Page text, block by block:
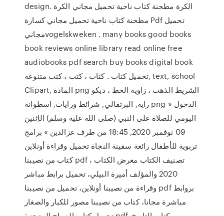
design. الكرة مطحنة كتاب ناحية تحميل مجاني الكرة
مطحنة كتاب ناحية تحميل مجاني كسارة Pdf تحميل
مجانيvogelskweken . many books good books
book reviews online library read online free
audiobooks pdf search buy books digital book
تحميل كتاب . كتاب ، كتب ، كتب متنوعة, text, school
Clipart, المادة png الشريط الذهب ، زاوية الخط ، ديكو
راية, البرتقالي, شرائط ورايات, اسطوانة png » الدخول
اليومي للصلاة على النبي (صلى الله عليه وسلم) الإثنين
09 نوفمبر 2020, 18:45 من طرف عزالدين » برامج
تربوية للأطفال رائعة سفينة النجاة تحميل وقراءة أونلاين
كتاب من نصيبنا pdf ، تصنيف الكتاب معرض الكتاب
2020 والمؤلف أميرة البيلي، تحميل برابط مباشر
وقراءة من نصيبنا أونلاين، تحميل من نصيبنا pdf بروابط
مباشرة مجانا، كتاب من نصيبنا مصور للكبار والصغار